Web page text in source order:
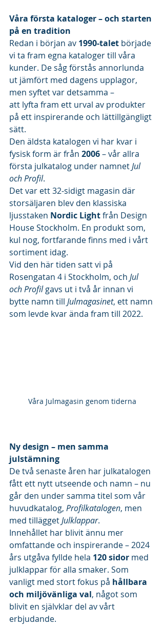
Våra första kataloger – och starten
på en tradition
Redan i början av 1990-talet började
vi ta fram egna kataloger till våra
kunder. De såg förstås annorlunda
ut jämfört med dagens upplagor,
men syftet var detsamma –
att lyfta fram ett urval av produkter
på ett inspirerande och lättillgängligt
sätt.
Den äldsta katalogen vi har kvar i
fysisk form är från 2006 – vår allra
första julkatalog under namnet Jul
och Profil.
Det var ett 32-sidigt magasin där
storsäljaren blev den klassiska
ljusstaken Nordic Light från Design
House Stockholm. En produkt som,
kul nog, fortfarande finns med i vårt
sortiment idag.
Vid den här tiden satt vi på
Rosengatan 4 i Stockholm, och Jul
och Profil gavs ut i två år innan vi
bytte namn till Julmagasinet, ett namn
som levde kvar ända fram till 2022.
Våra Julmagasin genom tiderna
Ny design – men samma
julstämning
De två senaste åren har julkatalogen
fått ett nytt utseende och namn – nu
går den under samma titel som vår
huvudkatalog, Profilkatalogen, men
med tillägget Julklappar.
Innehållet har blivit ännu mer
omfattande och inspirerande – 2024
års utgåva fyllde hela 120 sidor med
julklappar för alla smaker. Som
vanligt med stort fokus på hållbara
och miljövänliga val, något som
blivit en självklar del av vårt
erbjudande.